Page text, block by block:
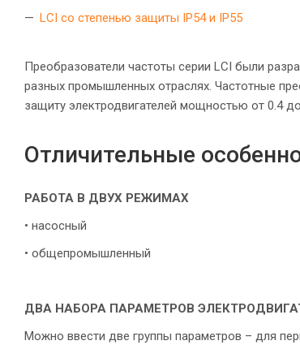
LCI со степенью защиты IP54 и IP55
Преобразователи частоты серии LCI были
разных промышленных отраслях. Частотные
защиту электродвигателей мощностью от 0.4
Отличительные
РАБОТА В ДВУХ РЕЖИМАХ
• насосный
• общепромышленный
ДВА НАБОРА ПАРАМЕТРОВ
Можно ввести две группы параметров – для